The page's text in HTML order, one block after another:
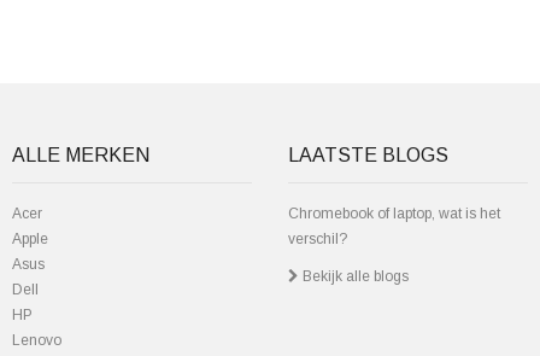
ALLE MERKEN
Acer
Apple
Asus
Dell
HP
Lenovo
LAATSTE BLOGS
Chromebook of laptop, wat is het
verschil?
Bekijk alle blogs